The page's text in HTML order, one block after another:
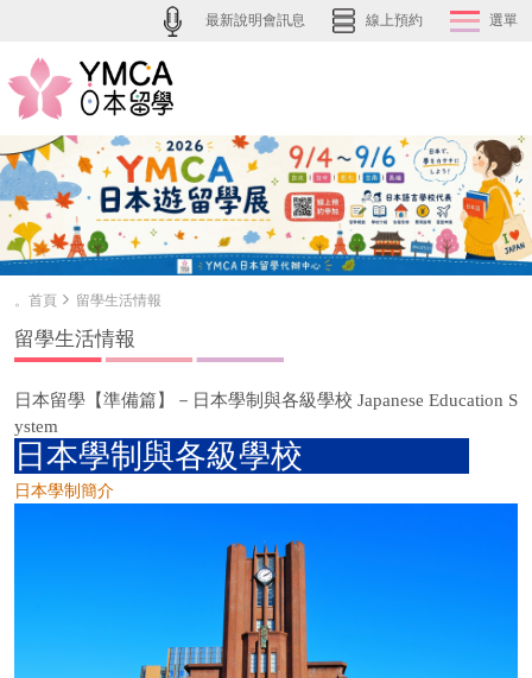
最新說明會訊息 線上預約 選單
。首頁 留學生活情報
留學生活情報
日本留學【準備篇】－日本學制與各級學校 Japanese Education S
ystem
日本學制與各級學校
日本學制簡介